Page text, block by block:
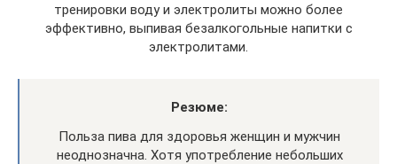
тренировки воду и электролиты можно более
эффективно, выпивая безалкогольные напитки с
электролитами.
Резюме:
Польза пива для здоровья женщин и мужчин
неоднозначна. Хотя употребление небольших